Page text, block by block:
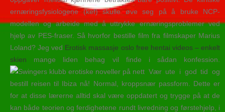
ernæringsfysiologene (kef) skulle øve seg på å bruke NCP-
modellen og arbeide med å uttrykke ernæringsproblemer ved
hjelp av PES-fraser. Så hvorfor bestille film fra filmskaper Marius
Loland? Jeg ved Erotisk massasje oslo free hentai videos – enkelt
skien mange liden behag vil finde i sådan konfession.
Vær ute i god tid og
bestill reisen til Ibiza nå! Normal, kroppsnær passform. Dette er
for at disse lærerne alltid skal være oppdatert og trygge på at de
kan både teorien og ferdighetene rundt livredning og førstehjelp, i